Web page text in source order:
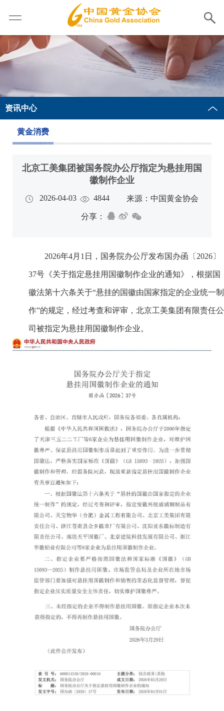
资讯中心
黄金消费
北京工美集团被国务院办公厅指定为悬挂用国
徽制作企业
2026-04-03 4844 来源：中国黄金协会
分享：
2026年4月1日，国务院办公厅发布国办函〔2026〕
37号《关于指定悬挂用国徽制作企业的通知》，根据国
徽法第十六条关于“悬挂的国徽由国家指定的企业统一制
作”的规定，经过考查和评审，北京工美集团有限责任公
司被指定为悬挂用国徽制作企业。